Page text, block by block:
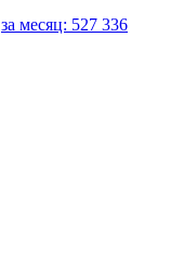
за месяц: 527 336